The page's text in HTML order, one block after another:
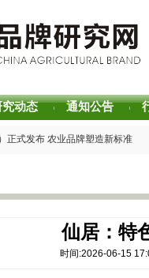
动态 | 通知公告 |
式发布 农业品牌塑造新标准
农”主题阅读活动在杭州圆满落幕
国品牌生态 创新具有独特整合力
仙居：特
时间:2026-06-15